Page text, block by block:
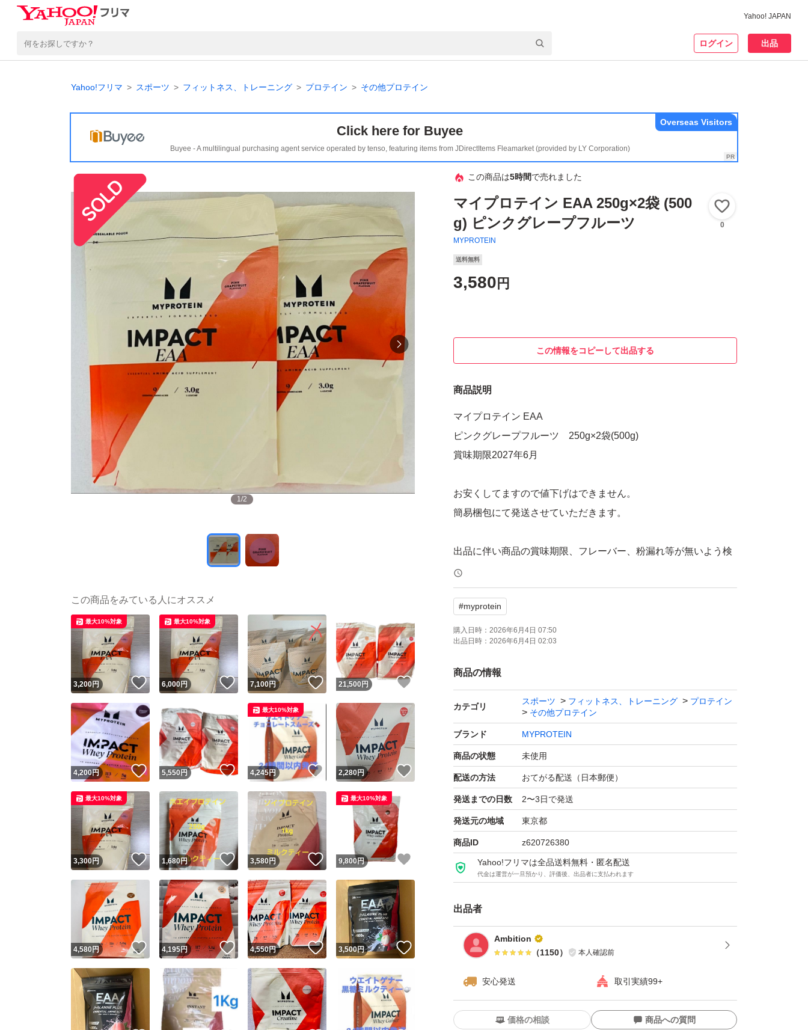
Yahoo! JAPAN
ログイン 出品
Yahoo!フリマ スポーツ フィットネス、トレーニング プロテイン その他プロテイン
Click here for Buyee
Buyee - A multilingual purchasing agent service operated by tenso, featuring items from JDirectItems Fleamarket (provided by LY Corporation)
Overseas Visitors
1/2
この商品は5時間で売れました
マイプロテイン EAA 250g×2袋 (500
g) ピンクグレープフルーツ
MYPROTEIN
0
送料無料
3,580 円
この情報をコピーして出品する
商品説明
マイプロテイン EAA
ピンクグレープフルーツ 250g×2袋(500g)
賞味期限2027年6月
お安くしてますので値下げはできません。
簡易梱包にて発送させていただきます。
出品に伴い商品の賞味期限、フレーバー、粉漏れ等が無いよう検
品は行っておりますが、パッケージにキズや汚れ等がありますの
で気になる方はご遠慮下さい。
#プロテイン
#ダイエット
#マイプロテイン
#トレーニング
#筋トレ
#ワークアウト
#シェイプアップ
#エクササイズ
#脂肪燃焼
#燃焼
#サプリメント
#ジム
#スポーツ
#myprotein
購入日時： 2026年6月4日 07:50
出品日時： 2026年6月4日 02:03
商品の情報
カテゴリ
スポーツ フィットネス、トレーニング
プロテイン
その他プロテイン
ブランド MYPROTEIN
商品の状態 未使用
配送の方法 おてがる配送（日本郵便）
発送までの日数 2〜3日で発送
発送元の地域 東京都
商品ID z620726380
Yahoo!フリマは全品送料無料・匿名配送
代金は運営が一旦預かり、評価後、出品者に支払われます
出品者
Ambition
（1150） 本人確認前
安心発送 取引実績99+
価格の相談 商品への質問
この商品をみている人にオススメ
3,200円 いいね！
最大10%対象
6,000円 いいね！
最大10%対象
7,100円 いいね！
21,500 円
4,200円 いいね！
5,550円 いいね！
4,245円 いいね！
最大10%対象
2,280円
3,300円 いいね！
最大10%対象
1,680円 いいね！
3,580円 いいね！
9,800円
最大10%対象
4,580円 いいね！
4,195円 いいね！
4,550円 いいね！
3,500円